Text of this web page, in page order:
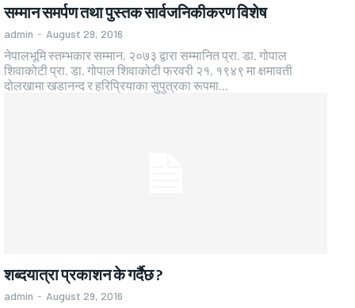
सम्मान समर्पण तथा पुस्तक सार्वजनिकीकरण विशेष
admin - August 29, 2016
नेपालभूमि स्तम्भकार सम्मान, २०७३ द्वारा सम्मानित प्रा. डा. गोपाल
शिवाकोटी प्रा. डा. गोपाल शिवाकोटी फरवरी २१, १९४९ मा क्षमावती
दोलखामा खडानन्द र हरिप्रियाका सुपुत्रका रूपमा...
शब्दयात्रा प्रकाशन के गर्दैछ ?
admin - August 29, 2016